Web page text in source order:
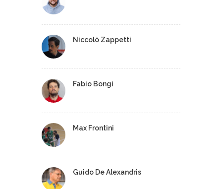
Niccolò Zappetti
Fabio Bongi
Max Frontini
Guido De Alexandris